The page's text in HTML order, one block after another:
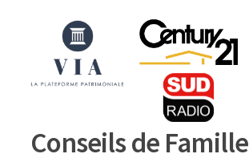
Conseils de Famille